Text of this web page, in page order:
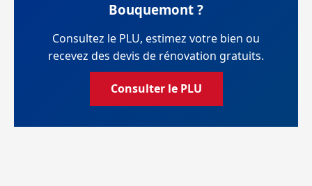
Bouquemont ?
Consultez le PLU, estimez votre bien ou
recevez des devis de rénovation gratuits.
Consulter le PLU